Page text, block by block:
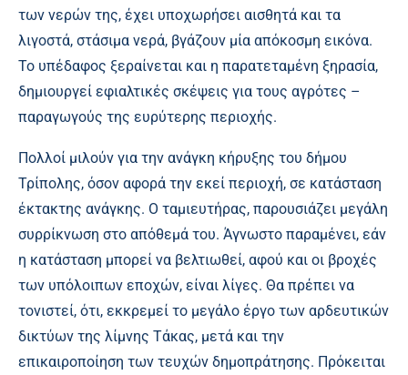
των νερών της, έχει υποχωρήσει αισθητά και τα
λιγοστά, στάσιμα νερά, βγάζουν μία απόκοσμη εικόνα.
Το υπέδαφος ξεραίνεται και η παρατεταμένη ξηρασία,
δημιουργεί εφιαλτικές σκέψεις για τους αγρότες –
παραγωγούς της ευρύτερης περιοχής.
Πολλοί μιλούν για την ανάγκη κήρυξης του δήμου
Τρίπολης, όσον αφορά την εκεί περιοχή, σε κατάσταση
έκτακτης ανάγκης. Ο ταμιευτήρας, παρουσιάζει μεγάλη
συρρίκνωση στο απόθεμά του. Άγνωστο παραμένει, εάν
η κατάσταση μπορεί να βελτιωθεί, αφού και οι βροχές
των υπόλοιπων εποχών, είναι λίγες. Θα πρέπει να
τονιστεί, ότι, εκκρεμεί το μεγάλο έργο των αρδευτικών
δικτύων της λίμνης Τάκας, μετά και την
επικαιροποίηση των τευχών δημοπράτησης. Πρόκειται